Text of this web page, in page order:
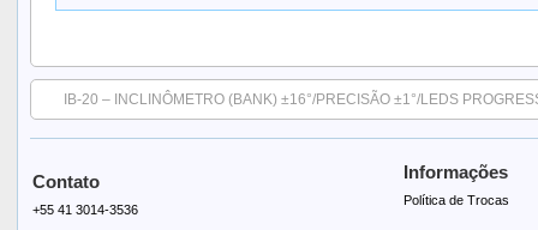
IB-20 – INCLINÔMETRO (BANK) ±16°/PRECISÃO ±1°/LEDS
Contato
+55 41 3014-3536
Informações
Política de Trocas